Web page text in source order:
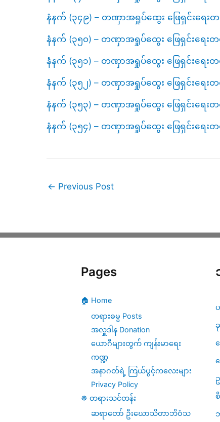
နံနက် (၃၄၉) – တဏှာအရှုပ်ထွေး ဖြေရှင်းရေးတ
နံနက် (၃၅၀) – တဏှာအရှုပ်ထွေး ဖြေရှင်းရေးတ
နံနက် (၃၅၁) – တဏှာအရှုပ်ထွေး ဖြေရှင်းရေးတ
နံနက် (၃၅၂) – တဏှာအရှုပ်ထွေး ဖြေရှင်းရေးတ
နံနက် (၃၅၃) – တဏှာအရှုပ်ထွေး ဖြေရှင်းရေးတ
နံနက် (၃၅၄) – တဏှာအရှုပ်ထွေး ဖြေရှင်းရေးတ
← Previous Post
Pages
🏠 Home
တရားဓမ္မ Posts
အလှူဒါန Donation
ယောဂီများတွက် ကျန်းမာရေး
ကဏ္ဍ
အနာဂတ်ရဲ့ ကြယ်ပွင့်ကလေးများ
Privacy Policy
☸️ တရားသင်တန်း
ဆရာတော် ဦးဃောသိတာဘိဝံသ